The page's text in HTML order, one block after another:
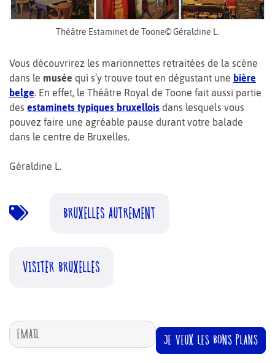
Théâtre Estaminet de Toone© Géraldine L.
Vous découvrirez les marionnettes retraitées de la scène
dans le musée qui s’y trouve tout en dégustant une bière
belge. En effet, le Théâtre Royal de Toone fait aussi partie
des estaminets typiques bruxellois dans lesquels vous
pouvez faire une agréable pause durant votre balade
dans le centre de Bruxelles.
Géraldine L.
BRUXELLES AUTREMENT
VISITER BRUXELLES
JE VEUX LES BONS PLANS